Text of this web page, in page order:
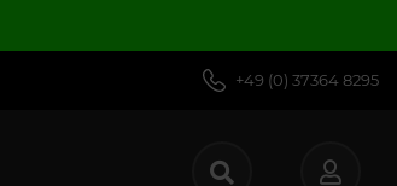
+49 (0) 37364 8295